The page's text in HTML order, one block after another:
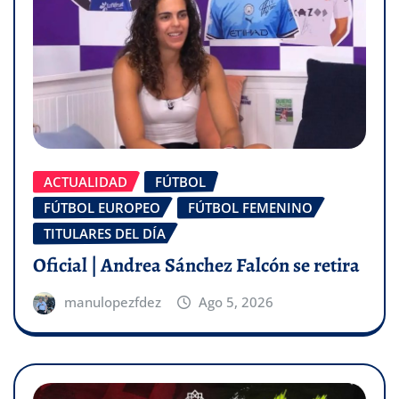
ACTUALIDAD
FÚTBOL
FÚTBOL EUROPEO
FÚTBOL FEMENINO
TITULARES DEL DÍA
Oficial | Andrea Sánchez Falcón se retira
manulopezfdez Ago 5, 2026